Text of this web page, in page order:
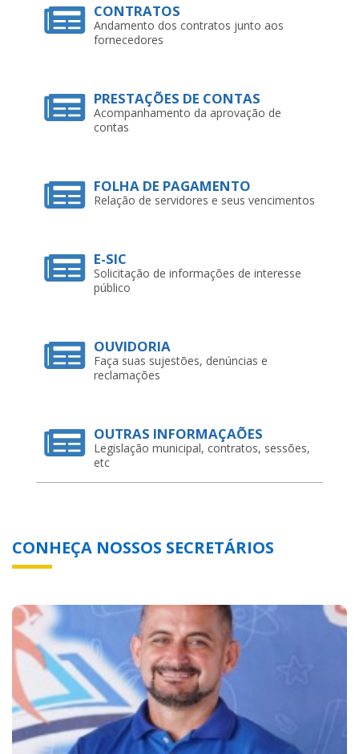
CONTRATOS
Andamento dos contratos junto aos
fornecedores
PRESTAÇÕES DE CONTAS
Acompanhamento da aprovação de
contas
FOLHA DE PAGAMENTO
Relação de servidores e seus vencimentos
E-SIC
Solicitação de informações de interesse
público
OUVIDORIA
Faça suas sujestões, denúncias e
reclamações
OUTRAS INFORMAÇAÕES
Legislação municipal, contratos, sessões,
etc
CONHEÇA NOSSOS SECRETÁRIOS